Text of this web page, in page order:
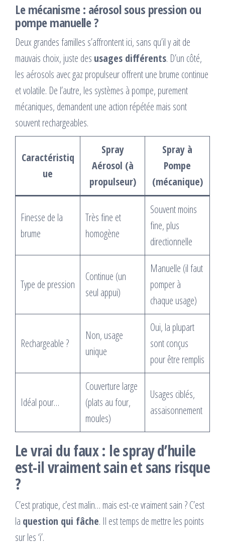
Le mécanisme : aérosol sous pression ou
pompe manuelle ?
Deux grandes familles s’affrontent ici, sans qu’il y ait de
mauvais choix, juste des usages différents. D’un côté,
les aérosols avec gaz propulseur offrent une brume continue
et volatile. De l’autre, les systèmes à pompe, purement
mécaniques, demandent une action répétée mais sont
souvent rechargeables.
Caractéristiq
ue
Spray
Aérosol (à
propulseur)
Spray à
Pompe
(mécanique)
Finesse de la
brume
Très fine et
homogène
Souvent moins
fine, plus
directionnelle
Type de pression
Continue (un
seul appui)
Manuelle (il faut
pomper à
chaque usage)
Rechargeable ?
Non, usage
unique
Oui, la plupart
sont conçus
pour être remplis
Idéal pour…
Couverture large
(plats au four,
moules)
Usages ciblés,
assaisonnement
Le vrai du faux : le spray d’huile
est-il vraiment sain et sans risque
?
C’est pratique, c’est malin… mais est-ce vraiment sain ? C’est
la question qui fâche. Il est temps de mettre les points
sur les ‘i’.